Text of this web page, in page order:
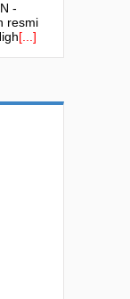
-
resmi
[...]